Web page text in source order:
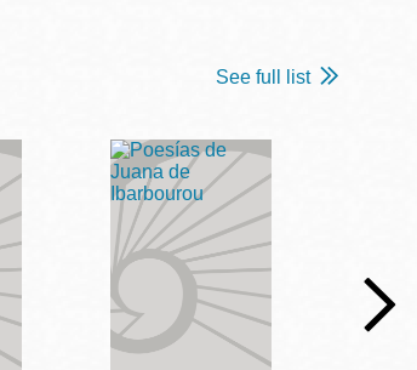
See full list